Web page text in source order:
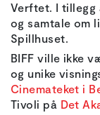
Verftet. I tillegg
og samtale om
Spillhuset.
BIFF ville ikke
og unike
Cinemateket i
Tivoli på Det